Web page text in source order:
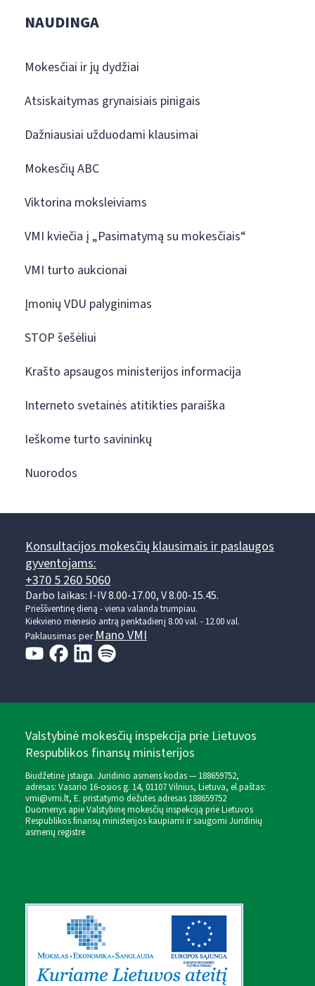
NAUDINGA
Mokesčiai ir jų dydžiai
Atsiskaitymas grynaisiais pinigais
Dažniausiai užduodami klausimai
Mokesčių ABC
Viktorina moksleiviams
VMI kviečia į „Pasimatymą su mokesčiais“
VMI turto aukcionai
Įmonių VDU palyginimas
STOP šešėliui
Krašto apsaugos ministerijos informacija
Interneto svetainės atitikties paraiška
Ieškome turto savininkų
Nuorodos
Konsultacijos mokesčių klausimais ir paslaugos
gyventojams:
+370 5 260 5060
Darbo laikas: I-IV 8.00-17.00, V 8.00-15.45.
Prieššventinę dieną - viena valanda trumpiau.
Kiekvieno mėnesio antrą penktadienį 8.00 val. - 12.00 val.
Paklausimas per Mano VMI
Valstybinė mokesčių inspekcija prie Lietuvos
Respublikos finansų ministerijos
Biudžetinė įstaiga. Juridinio asmens kodas — 188659752,
adresas: Vasario 16-osios g. 14, 01107 Vilnius, Lietuva, el.paštas:
vmi@vmi.lt, E. pristatymo dėžutės adresas 188659752
Duomenys apie Valstybinę mokesčių inspekciją prie Lietuvos
Respublikos finansų ministerijos kaupiami ir saugomi Juridinių
asmenų registre